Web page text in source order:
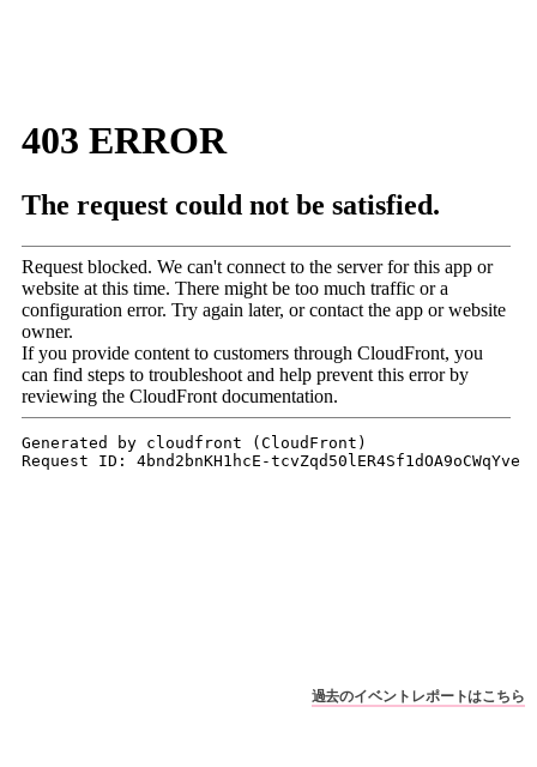
過去のイベントレポートはこちら